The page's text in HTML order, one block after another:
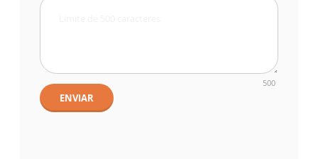
500
ENVIAR